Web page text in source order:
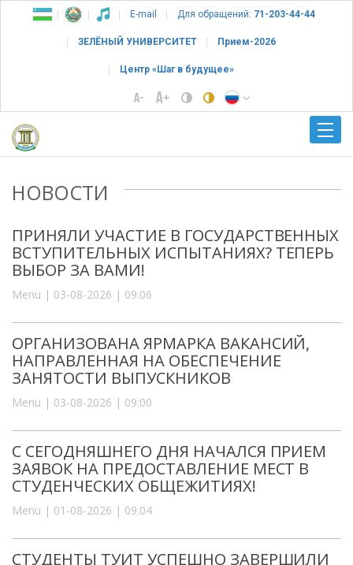
E-mail Для обращений: 71-203-44-44
ЗЕЛЁНЫЙ УНИВЕРСИТЕТ Прием-2026
Центр «Шаг в будущее»
НОВОСТИ
ПРИНЯЛИ УЧАСТИЕ В ГОСУДАРСТВЕННЫХ
ВСТУПИТЕЛЬНЫХ ИСПЫТАНИЯХ? ТЕПЕРЬ
ВЫБОР ЗА ВАМИ!
Menu | 03-08-2026 | 09:06
ОРГАНИЗОВАНА ЯРМАРКА ВАКАНСИЙ,
НАПРАВЛЕННАЯ НА ОБЕСПЕЧЕНИЕ
ЗАНЯТОСТИ ВЫПУСКНИКОВ
Menu | 03-08-2026 | 09:00
С СЕГОДНЯШНЕГО ДНЯ НАЧАЛСЯ ПРИЕМ
ЗАЯВОК НА ПРЕДОСТАВЛЕНИЕ МЕСТ В
СТУДЕНЧЕСКИХ ОБЩЕЖИТИЯХ!
Menu | 01-08-2026 | 09:04
СТУДЕНТЫ ТУИТ УСПЕШНО ЗАВЕРШИЛИ